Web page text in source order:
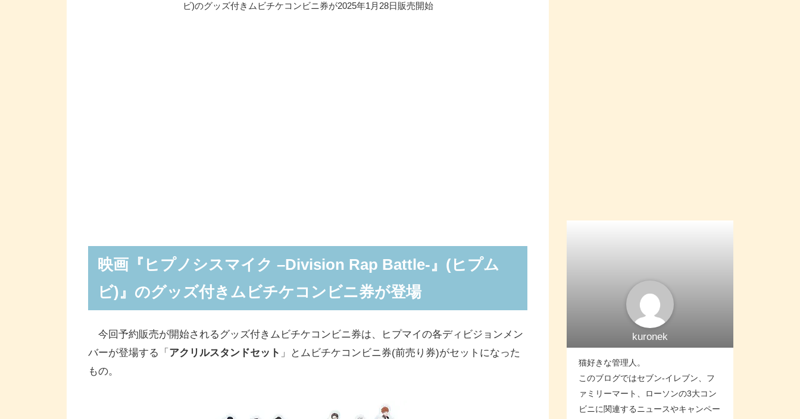
ビ)のグッズ付きムビチケコンビニ券が2025年1月28日販売開始
映画『ヒプノシスマイク –Division Rap Battle-』(ヒプム
ビ)』のグッズ付きムビチケコンビニ券が登場
今回予約販売が開始されるグッズ付きムビチケコンビニ券は、ヒプマイの各ディビジョンメン
バーが登場する「 アクリルスタンドセット 」とムビチケコンビニ券(前売り券)がセットになった
もの。
kuronek
猫好きな管理人。
このブログではセブン-イレブン、フ
ァミリーマート、ローソンの3大コン
ビニに関連するニュースやキャンペー